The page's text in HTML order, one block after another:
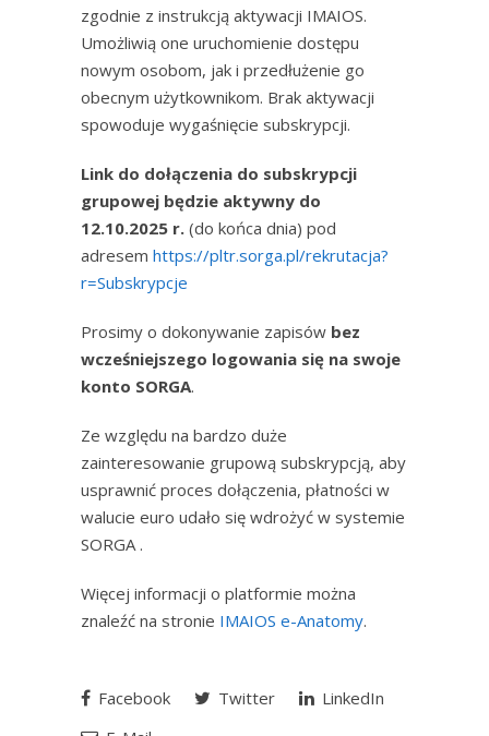
zgodnie z instrukcją aktywacji IMAIOS.
Umożliwią one uruchomienie dostępu
nowym osobom, jak i przedłużenie go
obecnym użytkownikom. Brak aktywacji
spowoduje wygaśnięcie subskrypcji.
Link do dołączenia do subskrypcji
grupowej będzie aktywny do
12.10.2025 r. (do końca dnia) pod
adresem https://pltr.sorga.pl/rekrutacja?
r=Subskrypcje
Prosimy o dokonywanie zapisów bez
wcześniejszego logowania się na swoje
konto SORGA.
Ze względu na bardzo duże
zainteresowanie grupową subskrypcją, aby
usprawnić proces dołączenia, płatności w
walucie euro udało się wdrożyć w systemie
SORGA .
Więcej informacji o platformie można
znaleźć na stronie IMAIOS e-Anatomy.
Facebook Twitter
LinkedIn